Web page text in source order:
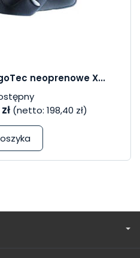
neoprenowe X...
(netto: 198,40 zł)